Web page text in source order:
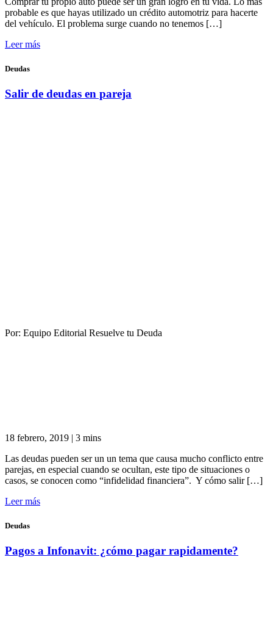
probable es que hayas utilizado un crédito automotriz para hacerte
del vehículo. El problema surge cuando no tenemos […]
Leer más
Deudas
Salir de deudas en pareja
Por: Equipo Editorial Resuelve tu Deuda
18 febrero, 2019 | 3 mins
Las deudas pueden ser un un tema que causa mucho conflicto entre
parejas, en especial cuando se ocultan, este tipo de situaciones o
casos, se conocen como “infidelidad financiera”. Y cómo salir […]
Leer más
Deudas
Pagos a Infonavit: ¿cómo pagar rapidamente?